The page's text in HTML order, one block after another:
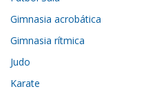
Gimnasia acrobática
Gimnasia rítmica
Judo
Karate